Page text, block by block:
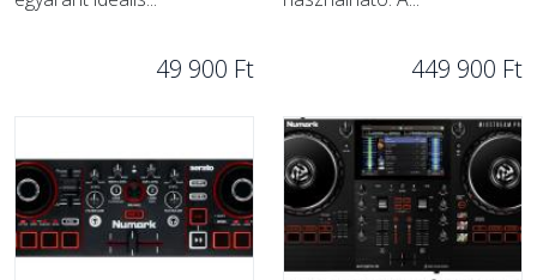
49 900 Ft 449 900 Ft